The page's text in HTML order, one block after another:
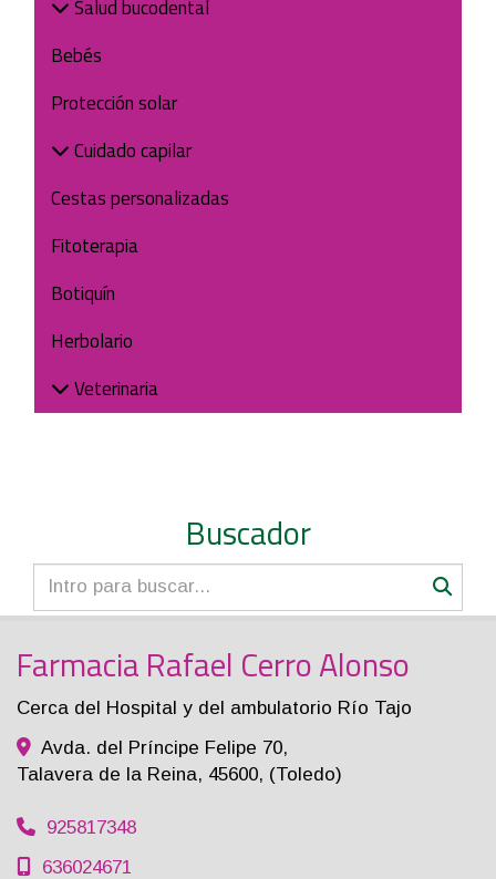
Salud bucodental
Bebés
Protección solar
Cuidado capilar
Cestas personalizadas
Fitoterapia
Botiquín
Herbolario
Veterinaria
Buscador
Farmacia Rafael Cerro Alonso
Cerca del Hospital y del ambulatorio Río Tajo
Avda. del Príncipe Felipe 70,
Talavera de la Reina, 45600, (Toledo)
925817348
636024671